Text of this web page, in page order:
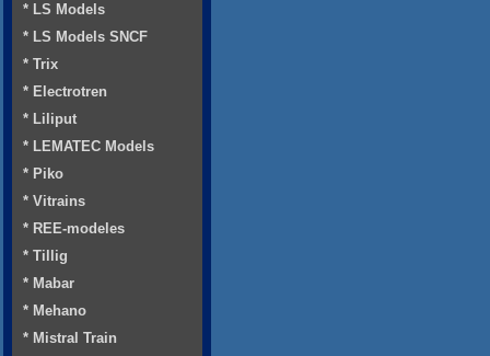
* LS Models
* LS Models SNCF
* Trix
* Electrotren
* Liliput
* LEMATEC Models
* Piko
* Vitrains
* REE-modeles
* Tillig
* Mabar
* Mehano
* Mistral Train